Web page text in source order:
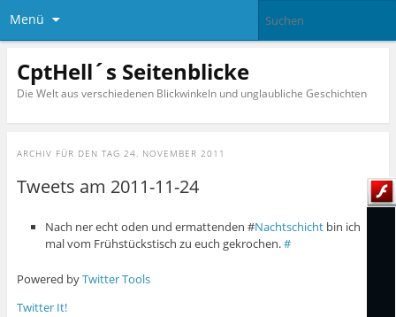
Menü
CptHell´s Seitenblicke
Die Welt aus verschiedenen Blickwinkeln und unglaubliche Geschichten
ARCHIV FÜR DEN TAG 24. NOVEMBER 2011
Tweets am 2011-11-24
Nach ner echt oden und ermattenden #Nachtschicht bin ich
mal vom Frühstückstisch zu euch gekrochen.#
Powered byTwitter Tools
Twitter It!